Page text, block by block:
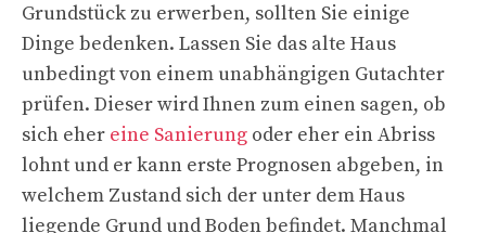
Grundstück zu erwerben, sollten Sie einige
Dinge bedenken. Lassen Sie das alte Haus
unbedingt von einem unabhängigen Gutachter
prüfen. Dieser wird Ihnen zum einen sagen, ob
sich eher eine Sanierung oder eher ein Abriss
lohnt und er kann erste Prognosen abgeben, in
welchem Zustand sich der unter dem Haus
liegende Grund und Boden befindet. Manchmal